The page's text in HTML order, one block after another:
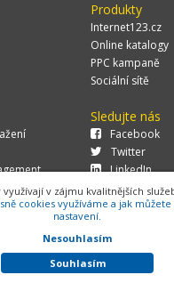
Produkty
Internet123.cz
Online katalogy
PPC kampaně
Sociální sítě
Sledujte nás
Facebook
Twitter
LinkedIn
CZ, s.r.o.,Za Potokem 46/4, 106
270 421, verze 1.29.0.143,
v zájmu kvalitnějších
cookies využíváme a jak
nastavení.
Nesouhlasím
Souhlasím